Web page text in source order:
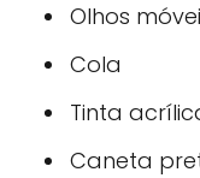
Olhos
Cola
Tinta
Caneta